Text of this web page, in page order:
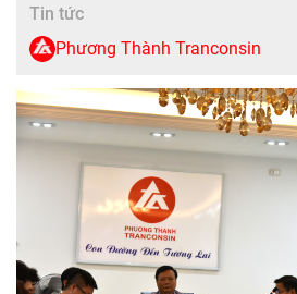
“Ý tưởng của mình sẽ tạo ra sự
cơ hội của bạn! Hãy biến […]
Tin tức
Phương Thành Tranconsin